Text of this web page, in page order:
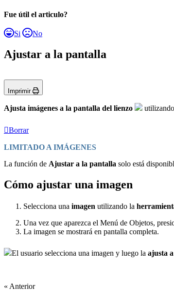
Fue útil el articulo?
Si No
Ajustar a la pantalla
Imprimir
Ajusta imágenes a la pantalla del lienzo
Borrar
LIMITADO A IMÁGENES
La función de Ajustar a la pantalla solo está
Cómo ajustar una imagen
Selecciona una imagen utilizando la
Una vez que aparezca el Menú de Objetos,
La imagen se mostrará en pantalla completa.
El usuario selecciona una imagen y luego la ajusta
« Anterior